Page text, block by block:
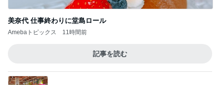
美奈代 仕事終わりに堂島ロール
Amebaトピックス 11時間前
記事を読む